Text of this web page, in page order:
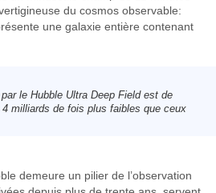
du cosmos observable:
une galaxie entière contenant
le Hubble Ultra Deep Field est de
milliards de fois plus faibles que ceux
demeure un pilier de l’observation